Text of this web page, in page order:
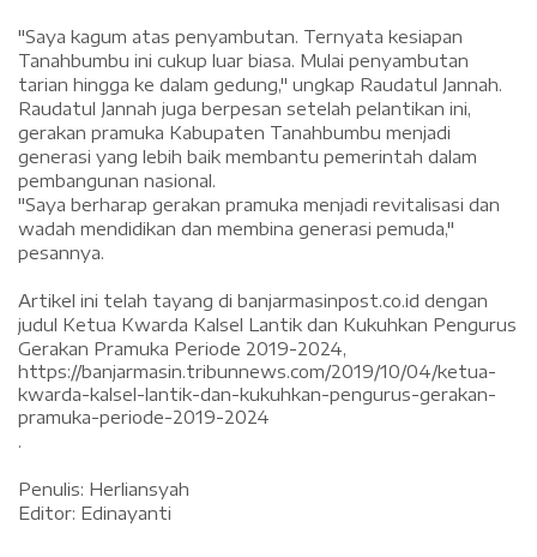
"Saya kagum atas penyambutan. Ternyata kesiapan
Tanahbumbu ini cukup luar biasa. Mulai penyambutan
tarian hingga ke dalam gedung," ungkap Raudatul Jannah.
Raudatul Jannah juga berpesan setelah pelantikan ini,
gerakan pramuka Kabupaten Tanahbumbu menjadi
generasi yang lebih baik membantu pemerintah dalam
pembangunan nasional.
"Saya berharap gerakan pramuka menjadi revitalisasi dan
wadah mendidikan dan membina generasi pemuda,"
pesannya.
Artikel ini telah tayang di banjarmasinpost.co.id dengan
judul Ketua Kwarda Kalsel Lantik dan Kukuhkan Pengurus
Gerakan Pramuka Periode 2019-2024,
https://banjarmasin.tribunnews.com/2019/10/04/ketua-
kwarda-kalsel-lantik-dan-kukuhkan-pengurus-gerakan-
pramuka-periode-2019-2024
.
Penulis: Herliansyah
Editor: Edinayanti